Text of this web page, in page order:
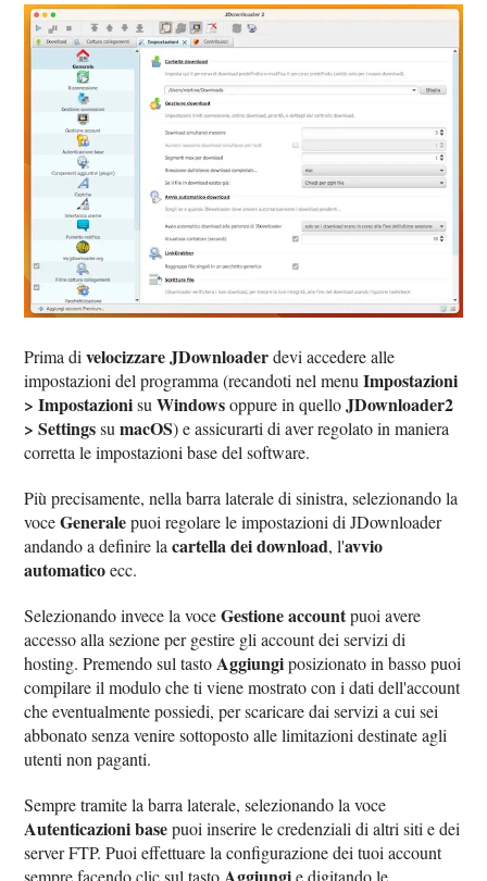
Prima divelocizzare JDownloaderdevi accedere alle
impostazioni del programma (recandoti nel menuImpostazioni
> ImpostazionisuWindowsoppure in quelloJDownloader2
> SettingssumacOS) e assicurarti di aver regolato in maniera
corretta le impostazioni base del software.
Più precisamente, nella barra laterale di sinistra, selezionando la
voceGeneralepuoi regolare le impostazioni di JDownloader
andando a definire lacartella dei download, l'avvio
automaticoecc.
Selezionando invece la voceGestione accountpuoi avere
accesso alla sezione per gestire gli account dei servizi di
hosting. Premendo sul tasto Aggiungiposizionato in basso puoi
compilare il modulo che ti viene mostrato con i dati dell'account
che eventualmente possiedi, per scaricare dai servizi a cui sei
abbonato senza venire sottoposto alle limitazioni destinate agli
utenti non paganti.
Sempre tramite la barra laterale, selezionando la voce
Autenticazioni basepuoi inserire le credenziali di altri siti e dei
server FTP. Puoi effettuare la configurazione dei tuoi account
sempre facendo clic sul tasto
e digitando le